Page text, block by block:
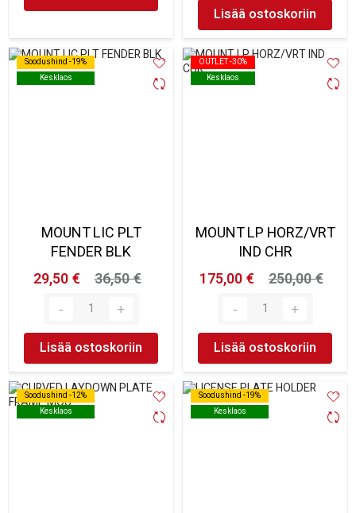
Lisää ostoskoriin
Soodushind -19%
Kesklaos
Soodushind -19%
Kesklaos
MOUNT LIC PLT
FENDER BLK
29,50 €
36,50 €
Lisää ostoskoriin
OUTLET -30%
Kesklaos
OUTLET -30%
Kesklaos
MOUNT LP HORZ/VRT
IND CHR
175,00 €
250,00 €
Lisää ostoskoriin
Soodushind -12%
Kesklaos
Soodushind -12%
Kesklaos
Soodushind -19%
Kesklaos
Soodushind -19%
Kesklaos